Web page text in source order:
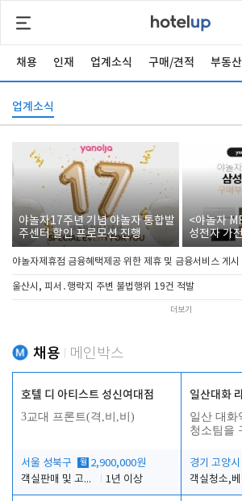
채용 인재 업계소식 구매/견적 부동산
업계소식
야놀자17주년 기념 야놀자 통합발
주센터 할인 프로모션 진행
<야놀자
성전자 가
야놀자제휴점 금융혜택제공 위한 제휴 및 금융서비스 게시
울산시, 피서․행락지 주변 불법행위 19건 적발
더보기
채용 메인박스
호텔 디 아티스트 성신여대점
3교대 프론트(격,비,비)
서울 성북구 월 2,900,000원
객실판매 및 고객응대
1년 이상
일산대화
일산 대화
청소팀을
경기 고양시
객실청소,